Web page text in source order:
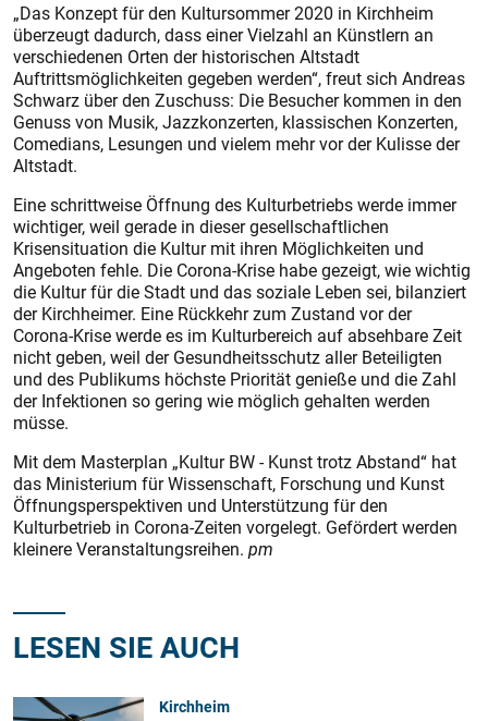
„Das Konzept für den Kultursommer 2020 in Kirchheim
überzeugt dadurch, dass einer Vielzahl an Künstlern an
verschiedenen Orten der historischen Altstadt
Auftrittsmöglichkeiten gegeben werden“, freut sich Andreas
Schwarz über den Zuschuss: Die Besucher kommen in den
Genuss von Musik, Jazzkonzerten, klassischen Konzerten,
Comedians, Lesungen und vielem mehr vor der Kulisse der
Altstadt.
Eine schrittweise Öffnung des Kulturbetriebs werde immer
wichtiger, weil gerade in dieser gesellschaftlichen
Krisensituation die Kultur mit ihren Möglichkeiten und
Angeboten fehle. Die Corona-Krise habe gezeigt, wie wichtig
die Kultur für die Stadt und das soziale Leben sei, bilanziert
der Kirchheimer. Eine Rückkehr zum Zustand vor der
Corona-Krise werde es im Kulturbereich auf absehbare Zeit
nicht geben, weil der Gesundheitsschutz aller Beteiligten
und des Publikums höchste Priorität genieße und die Zahl
der Infektionen so gering wie möglich gehalten werden
müsse.
Mit dem Masterplan „Kultur BW - Kunst trotz Abstand“ hat
das Ministerium für Wissenschaft, Forschung und Kunst
Öffnungsperspektiven und Unterstützung für den
Kulturbetrieb in Corona-Zeiten vorgelegt. Gefördert werden
kleinere Veranstaltungsreihen. pm
LESEN SIE AUCH
Kirchheim